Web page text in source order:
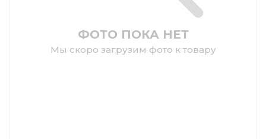
ФОТО ПОКА НЕТ
Мы скоро загрузим фото к товару